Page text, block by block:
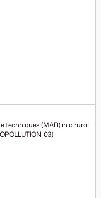
techniques (MAR) in a rural
03)